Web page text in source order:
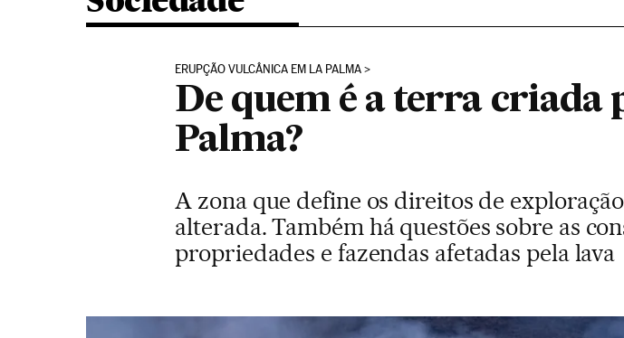
ERUPÇÃO VULCÂNICA EM LA PALMA
De quem é a terra criada
Palma?
A zona que define os direitos de
alterada. Também há questões sobre as
propriedades e fazendas afetadas pela lava